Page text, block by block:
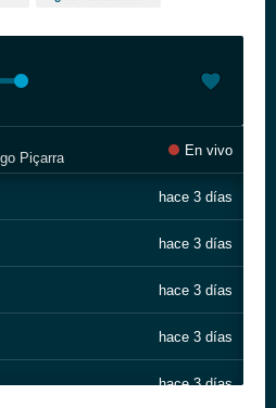
Piçarra
En vivo
hace 3 días
hace 3 días
hace 3 días
hace 3 días
hace 3 días